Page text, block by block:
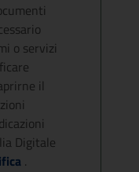
o servizi
il
Digitale
.